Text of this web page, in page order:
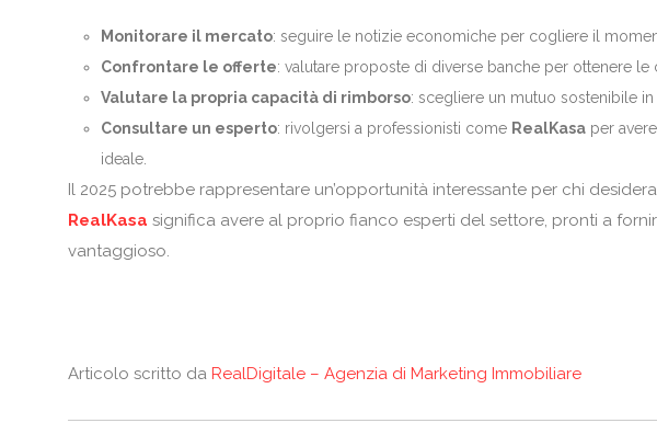
Monitorare il mercato: seguire le notizie economiche per cogliere il
Confrontare le offerte: valutare proposte di diverse banche per ottenere le
Valutare la propria capacità di rimborso: scegliere un mutuo sostenibile
Consultare un esperto: rivolgersi a professionisti come RealKasa per
ideale.
Il 2025 potrebbe rappresentare un’opportunità interessante per chi
RealKasa significa avere al proprio fianco esperti del settore, pronti a
vantaggioso.
Articolo scritto da RealDigitale – Agenzia di Marketing Immobiliare